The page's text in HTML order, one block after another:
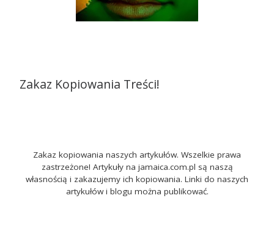
Zakaz Kopiowania Treści!
Zakaz kopiowania naszych artykułów. Wszelkie prawa
zastrzeżone! Artykuły na jamaica.com.pl są naszą
własnością i zakazujemy ich kopiowania. Linki do naszych
artykułów i blogu można publikować.